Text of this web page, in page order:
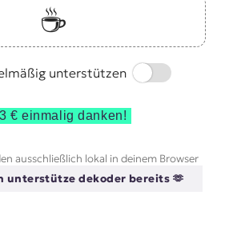
☕️
unterstützen
Switch
€ einmalig danken!
ausschließlich lokal in deinem Browser
unterstütze dekoder bereits 🫶